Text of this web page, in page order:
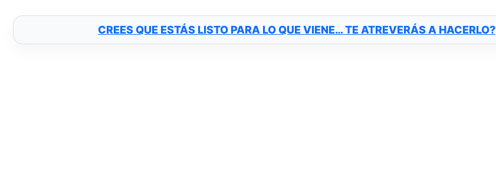
CREES QUE ESTÁS LISTO PARA LO QUE VIENE… TE ATREVERÁS A HACERLO?